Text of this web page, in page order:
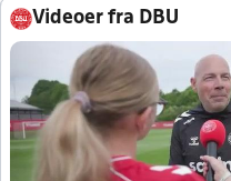
Videoer fra DBU